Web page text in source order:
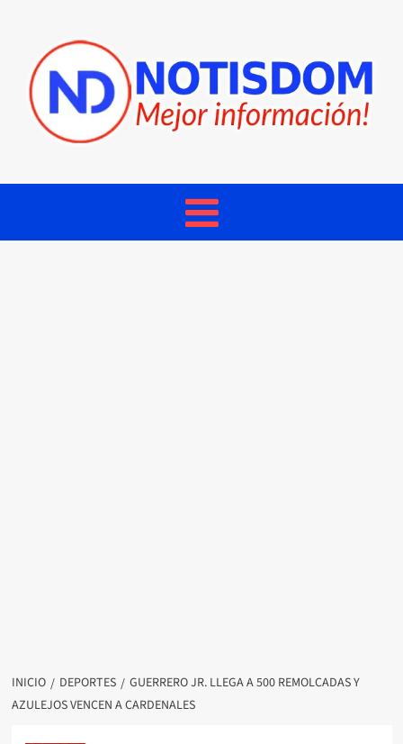
INICIO DEPORTES
GUERRERO JR. LLEGA A 500 REMOLCADAS Y
AZULEJOS VENCEN A CARDENALES